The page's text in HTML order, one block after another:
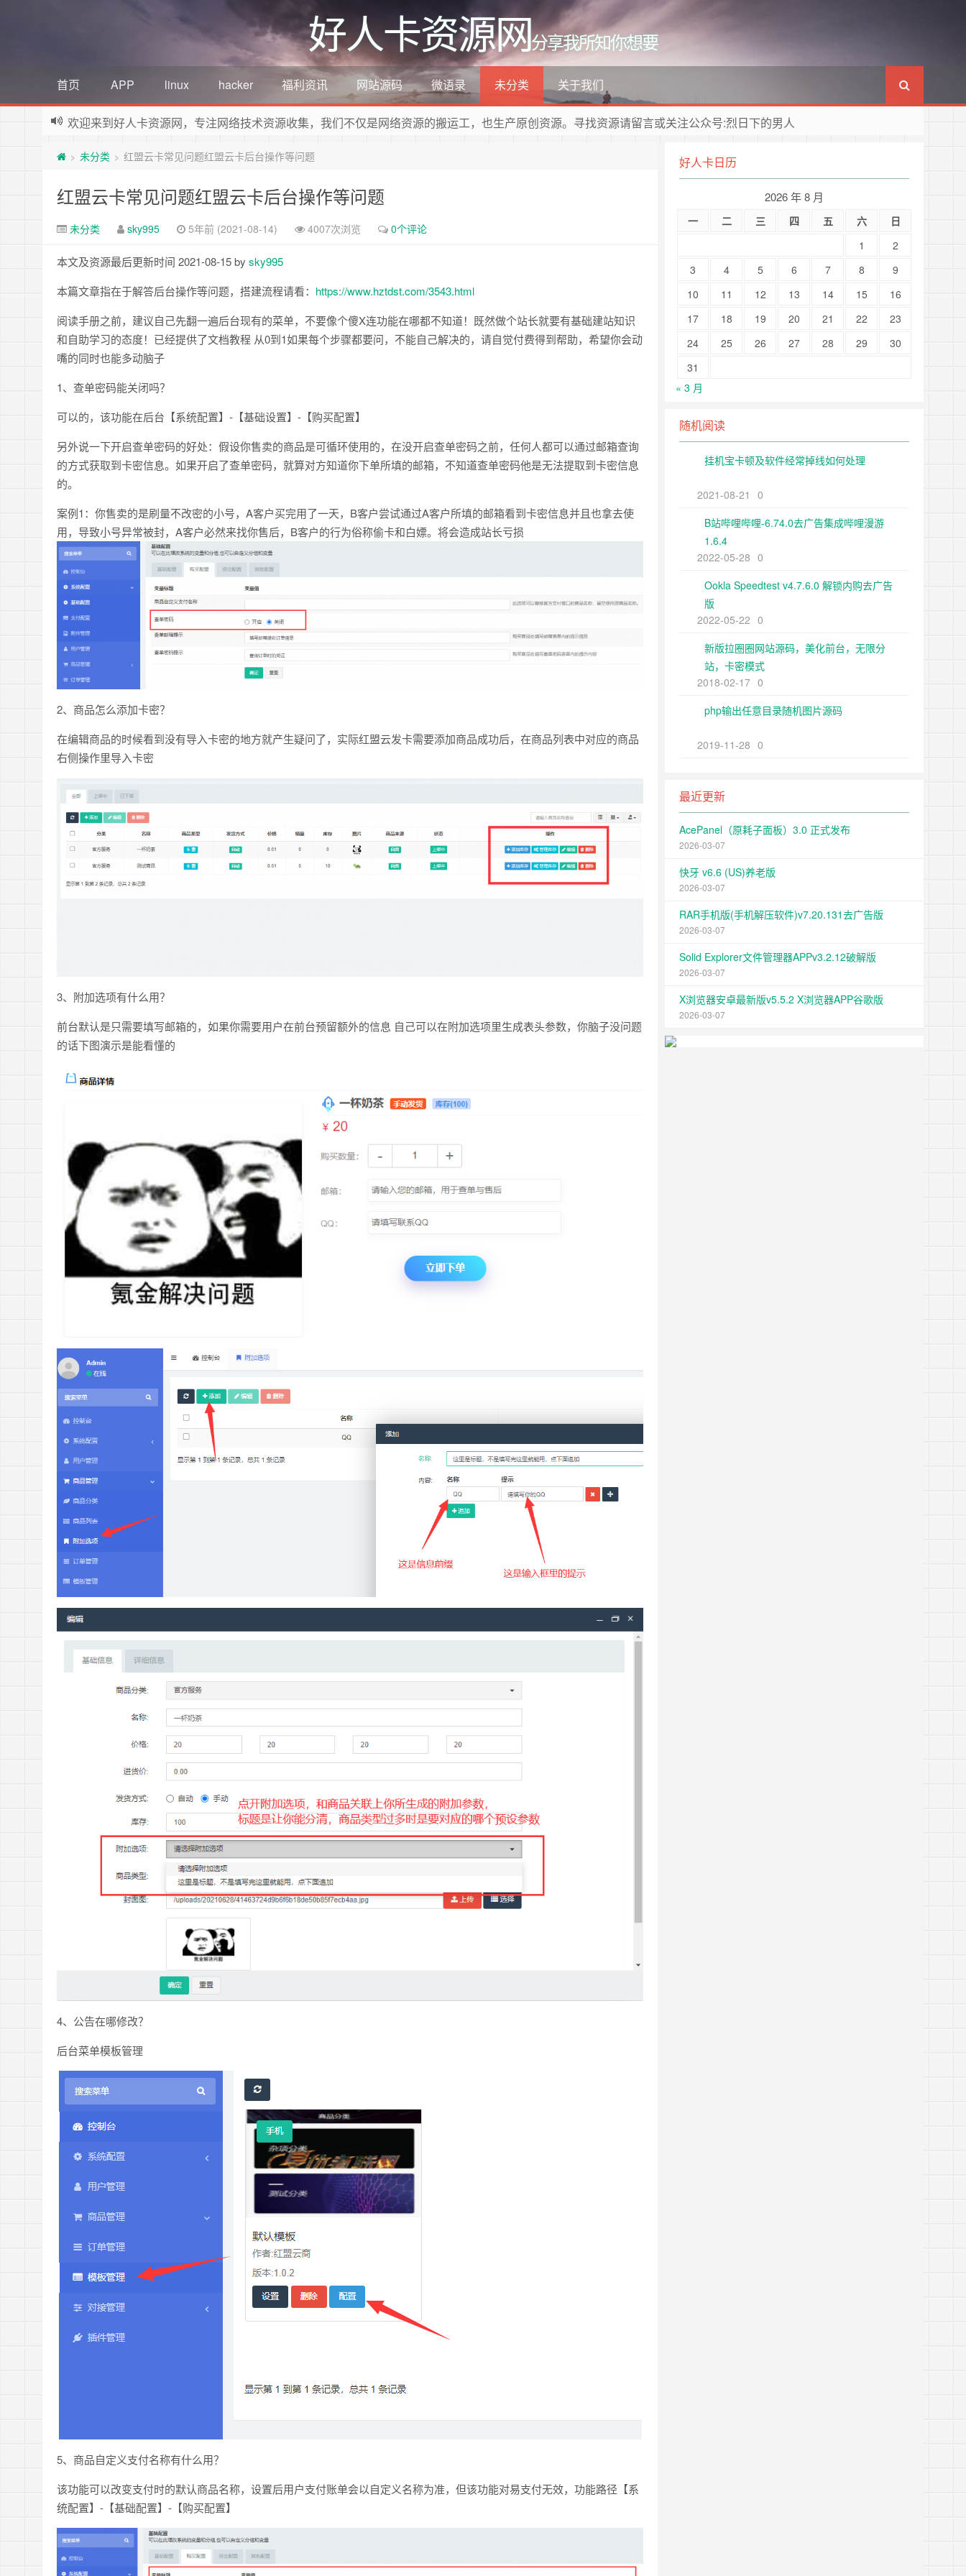
好人卡资源网分享我所知你想要
首页 APP linux hacker 福利资讯 网站源码 微语录 未分类 关于我们
欢迎来到好人卡资源网，专注网络技术资源收集，我们不仅是网络资源的搬运工，也生产原创资源。寻找资源请留言或关注公众号:烈日下的男人
> 未分类 > 红盟云卡常见问题红盟云卡后台操作等问题
红盟云卡常见问题红盟云卡后台操作等问题
未分类 sky995 5年前 (2021-08-14) 4007次浏览 0个评论
本文及资源最后更新时间 2021-08-15 by sky995
本篇文章指在于解答后台操作等问题，搭建流程请看： https://www.hztdst.com/3543.html
阅读手册之前，建议自己先翻一遍后台现有的菜单，不要像个傻X连功能在哪都不知道！既然做个站长就要有基础建站知识
和自助学习的态度！已经提供了文档教程 从0到1如果每个步骤都要问，不能自己解决的，请自觉付费得到帮助，希望你会动
嘴的同时也能多动脑子
1、查单密码能关闭吗？
可以的，该功能在后台【系统配置】-【基础设置】-【购买配置】
另外说一下开启查单密码的好处：假设你售卖的商品是可循环使用的，在没开启查单密码之前，任何人都可以通过邮箱查询
的方式获取到卡密信息。如果开启了查单密码，就算对方知道你下单所填的邮箱，不知道查单密码他是无法提取到卡密信息
的。
案例1：你售卖的是刷量不改密的小号，A客户买完用了一天，B客户尝试通过A客户所填的邮箱看到卡密信息并且也拿去使
用，导致小号异常被封，A客户必然来找你售后，B客户的行为俗称偷卡和白嫖。将会造成站长亏损
2、商品怎么添加卡密？
在编辑商品的时候看到没有导入卡密的地方就产生疑问了，实际红盟云发卡需要添加商品成功后，在商品列表中对应的商品
右侧操作里导入卡密
3、附加选项有什么用？
前台默认是只需要填写邮箱的，如果你需要用户在前台预留额外的信息 自己可以在附加选项里生成表头参数，你脑子没问题
的话下图演示是能看懂的
4、公告在哪修改？
后台菜单模板管理
5、商品自定义支付名称有什么用？
该功能可以改变支付时的默认商品名称，设置后用户支付账单会以自定义名称为准，但该功能对易支付无效，功能路径【系
统配置】-【基础配置】-【购买配置】
好人卡日历
2026 年 8 月
一 二 三 四 五 六
日
1
2
3
4 5 6 7 8
9
10
11 12 13 14 15
16
17
18 19 20 21 22
23
24
25 26 27 28 29
30
31
« 3 月
随机阅读
挂机宝卡顿及软件经常掉线如何处理
2021-08-21
0
B站哔哩哔哩-6.74.0去广告集成哔哩漫游
1.6.4
2022-05-28 0
Ookla Speedtest v4.7.6.0 解锁内购去广告
版
2022-05-22 0
新版拉圈圈网站源码，美化前台，无限分
站，卡密模式
2018-02-17 0
php输出任意目录随机图片源码
2019-11-28 0
最近更新
AcePanel（原耗子面板）3.0 正式发布
2026-03-07
快牙 v6.6 (US)养老版
2026-03-07
RAR手机版(手机解压软件)v7.20.131去广告版
2026-03-07
Solid Explorer文件管理器APPv3.2.12破解版
2026-03-07
X浏览器安卓最新版v5.5.2 X浏览器APP谷歌版
2026-03-07